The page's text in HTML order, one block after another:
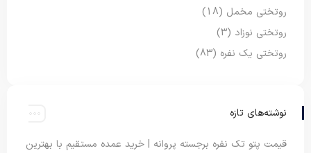
روتختی مخمل (18)
روتختی نوزاد (3)
روتختی یک نفره (83)
نوشته‌های تازه
قیمت پتو تک نفره برجسته پروانه | خرید عمده مستقیم با بهترین